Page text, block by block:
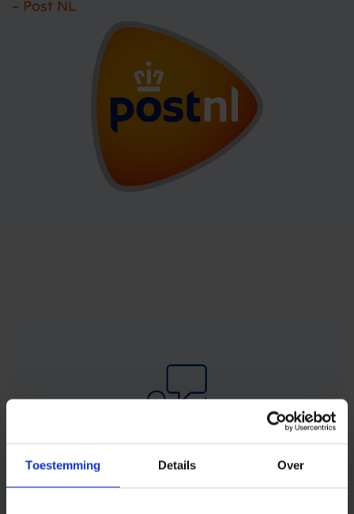
Toestemming Details Over
– Post NL
Altijd iemand thuis